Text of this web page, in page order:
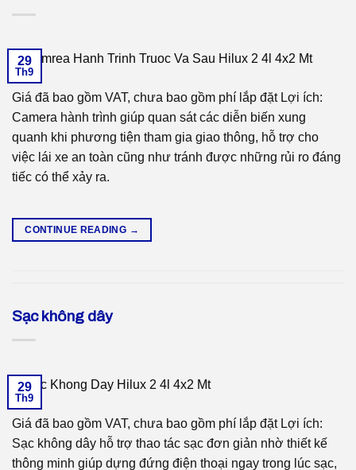
29
Th9
Giá đã bao gồm VAT, chưa bao gồm phí lắp đặt Lợi ích:
Camera hành trình giúp quan sát các diễn biến xung
quanh khi phương tiện tham gia giao thông, hỗ trợ cho
việc lái xe an toàn cũng như tránh được những rủi ro đáng
tiếc có thể xảy ra.
CONTINUE READING →
Sạc không dây
29
Th9
Giá đã bao gồm VAT, chưa bao gồm phí lắp đặt Lợi ích:
Sạc không dây hỗ trợ thao tác sạc đơn giản nhờ thiết kế
thông minh giúp dựng đứng điện thoại ngay trong lúc sạc,